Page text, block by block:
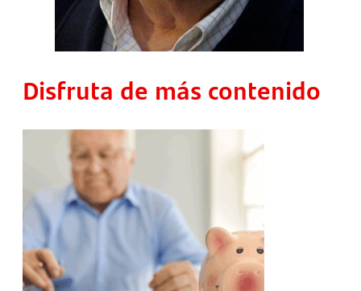
Disfruta de más contenido